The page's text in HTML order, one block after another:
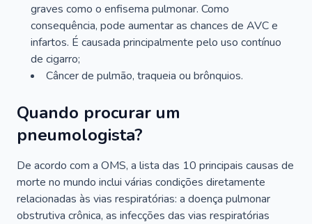
graves como o enfisema pulmonar. Como
consequência, pode aumentar as chances de AVC e
infartos. É causada principalmente pelo uso contínuo
de cigarro;
Câncer de pulmão, traqueia ou brônquios.
Quando procurar um
pneumologista?
De acordo com a OMS, a lista das 10 principais causas de
morte no mundo inclui várias condições diretamente
relacionadas às vias respiratórias: a doença pulmonar
obstrutiva crônica, as infecções das vias respiratórias